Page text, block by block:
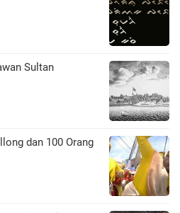
Sultan
dan 100 Orang